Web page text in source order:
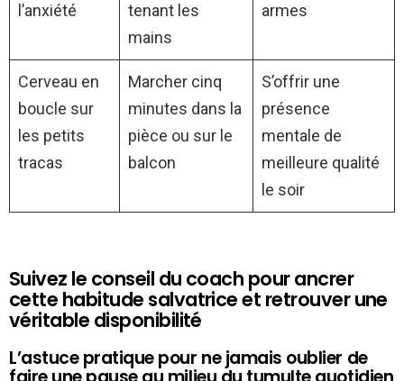
l’anxiété
tenant les
mains
armes
Cerveau en
boucle sur
les petits
tracas
Marcher cinq
minutes dans la
pièce ou sur le
balcon
S’offrir une
présence
mentale de
meilleure qualité
le soir
Suivez le conseil du coach pour ancrer
cette habitude salvatrice et retrouver une
véritable disponibilité
L’astuce pratique pour ne jamais oublier de